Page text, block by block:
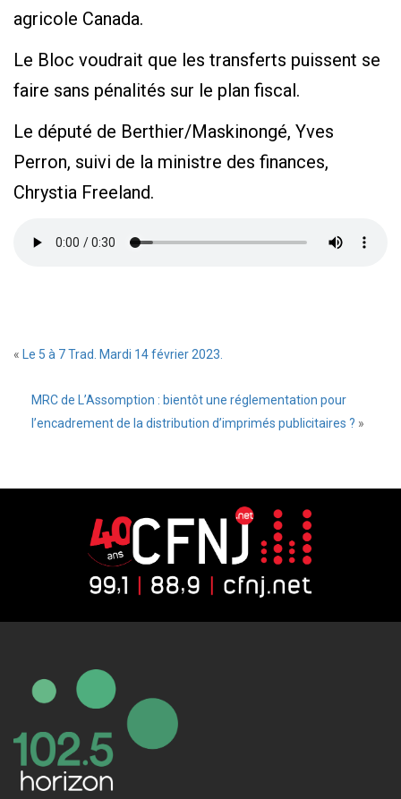
agricole Canada.
Le Bloc voudrait que les transferts puissent se
faire sans pénalités sur le plan fiscal.
Le député de Berthier/Maskinongé, Yves
Perron, suivi de la ministre des finances,
Chrystia Freeland.
« Le 5 à 7 Trad. Mardi 14 février 2023.
MRC de L’Assomption : bientôt une réglementation pour
l’encadrement de la distribution d’imprimés publicitaires ? »